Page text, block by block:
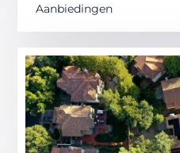
Aanbiedingen